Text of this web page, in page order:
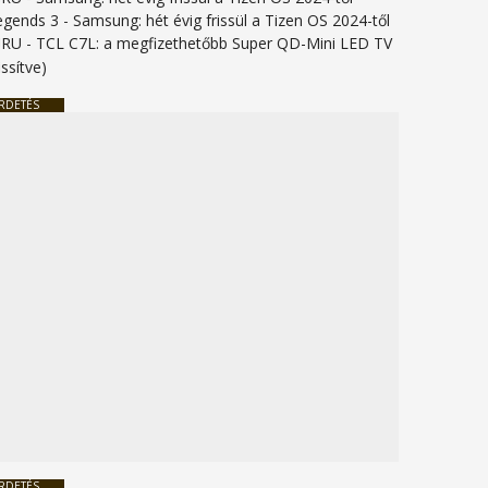
3 -Samsung: hét évig frissül a Tizen OS 2024-től
- TCL C7L: a megfizethetőbb Super QD-Mini LED TV